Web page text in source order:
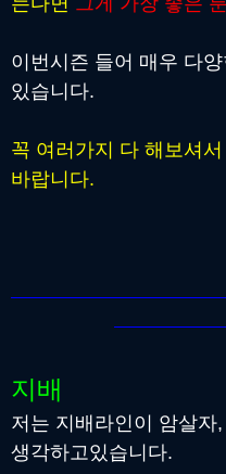
이번시즌 들어 매우 다
있습니다.
꼭 여러가지 다 해보셔서
바랍니다.
지배
저는 지배라인이 암살자
생각하고있습니다.